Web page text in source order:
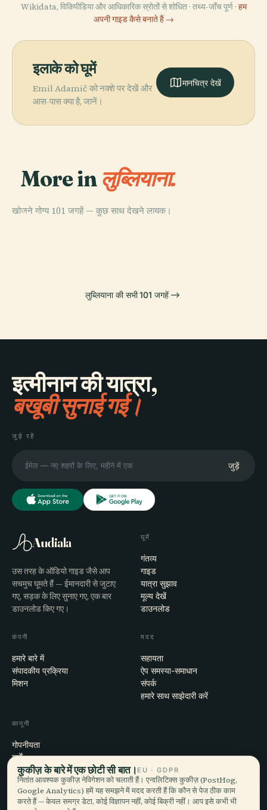
Wikidata, विकिपीडिया और आधिकारिक स्रोतों से शोधित · तथ्य-जाँच पूर्ण · हम
अपनी गाइड कैसे बनाते हैं →
इलाके को घूमें
Emil Adamič को नक्शे पर देखें और
आस-पास क्या है, जानें।
मानचित्र देखें
More in लुब्लियाना.
खोजने योग्य 101 जगहें — कुछ साथ देखने लायक।
PLACE PLACE
PLACE
लुब्लियाना की सभी 101 जगहें
इत्मीनान की यात्रा,
बखूबी सुनाई गई।
जुड़े रहें
जुड़ें
Audiala
उस तरह के ऑडियो गाइड जैसे आप
सचमुच घूमते हैं — ईमानदारी से जुटाए
गए, सड़क के लिए सुनाए गए, एक बार
डाउनलोड किए गए।
घूमें
गंतव्य
गाइड
यात्रा सुझाव
मूल्य देखें
डाउनलोड
कंपनी
हमारे बारे में
संपादकीय प्रक्रिया
मिशन
मदद
सहायता
ऐप समस्या-समाधान
संपर्क
हमारे साथ साझेदारी करें
कानूनी
गोपनीयता
शर्तें
कुकी सेटिंग्स
खाता हटाएँ
कुकीज़ के बारे में एक छोटी सी बात। EU · GDPR
नितांत आवश्यक कुकीज़ नेविगेशन को चलाती हैं। एनालिटिक्स कुकीज़ (PostHog,
Google Analytics) हमें यह समझने में मदद करती हैं कि कौन से पेज ठीक काम
करते हैं — केवल समग्र डेटा, कोई विज्ञापन नहीं, कोई बिक्री नहीं। आप इसे कभी भी